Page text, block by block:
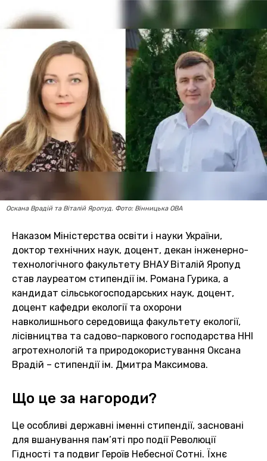
Оскана Врадій та Віталій Яропуд. Фото: Вінницька ОВА
Наказом Міністерства освіти і науки України,
доктор технічних наук, доцент, декан інженерно-
технологічного факультету ВНАУ Віталій Яропуд
став лауреатом стипендії ім. Романа Гурика, а
кандидат сільськогосподарських наук, доцент,
доцент кафедри екології та охорони
навколишнього середовища факультету екології,
лісівництва та садово-паркового господарства ННІ
агротехнологій та природокористування Оксана
Врадій – стипендії ім. Дмитра Максимова.
Що це за нагороди?
Це особливі державні іменні стипендії, засновані
для вшанування пам’яті про події Революції
Гідності та подвиг Героїв Небесної Сотні. Їхнє